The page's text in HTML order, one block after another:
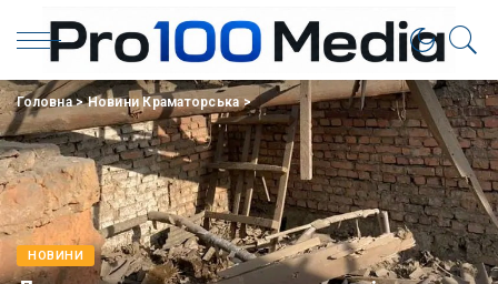
Головна>Новини Краматорська>
НОВИНИ